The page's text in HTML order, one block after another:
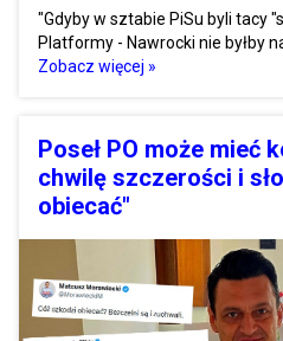
"Gdyby w sztabie PiSu byli tacy
Platformy - Nawrocki nie byłby
Zobacz więcej »
Poseł PO może mieć
chwilę szczerości i
obiecać"